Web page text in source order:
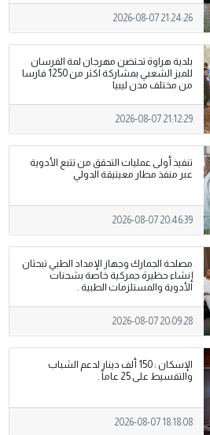
2026-08-07 21:24:26
بلدية هراوة تحتضن مهرجان لمة الفرسان
للميز الشعبي بمشاركة اكثر من 1250 فارسا
من مختلف مدن ليبيا
2026-08-07 21:12:29
تنفيذ أولى عمليات التحقق من تتبع الأدوية
عبر منفذ مطار معيتيقة الدولي
2026-08-07 20:46:39
مصلحة الجمارك وجهاز الإمداد الطبي تبحثان
إنشاء حظيرة جمركية خاصة بشحنات
الأدوية والمستلزمات الطبية .
2026-08-07 20:09:28
الإسكان : 150 ألف دينار لدعم الشباب
والتقسيط على 25 عاماً .
2026-08-07 18:18:08